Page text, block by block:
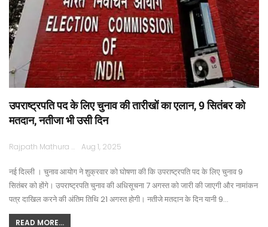
उपराष्ट्रपति पद के लिए चुनाव की तारीखों का एलान, 9 सितंबर को
मतदान, नतीजा भी उसी दिन
Rajpath Mathura Aug 1, 2025
नई दिल्ली । चुनाव आयोग ने शुक्रवार को घोषणा की कि उपराष्ट्रपति पद के लिए चुनाव 9
सितंबर को होंगे। उपराष्ट्रपति चुनाव की अधिसूचना 7 अगस्त को जारी की जाएगी और नामांकन
पत्र दाखिल करने की अंतिम तिथि 21 अगस्त होगी। नतीजे मतदान के दिन यानी 9…
READ MORE...